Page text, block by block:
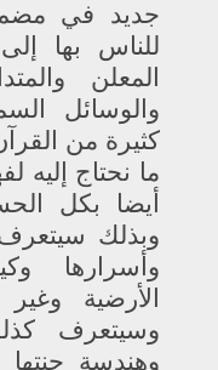
جديد في
للناس بها
المعلن
والوسائل
كثيرة من
ما نحتاج إليه
أيضا بكل
وبذلك
وأسرارها
الأرضية
وسيتعرف
وهندسة جنتها